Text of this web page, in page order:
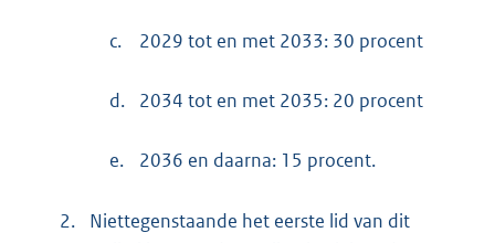
c. 2029 tot en met 2033: 30 procent
d. 2034 tot en met 2035: 20 procent
e. 2036 en daarna: 15 procent.
2.
Niettegenstaande het eerste lid van dit